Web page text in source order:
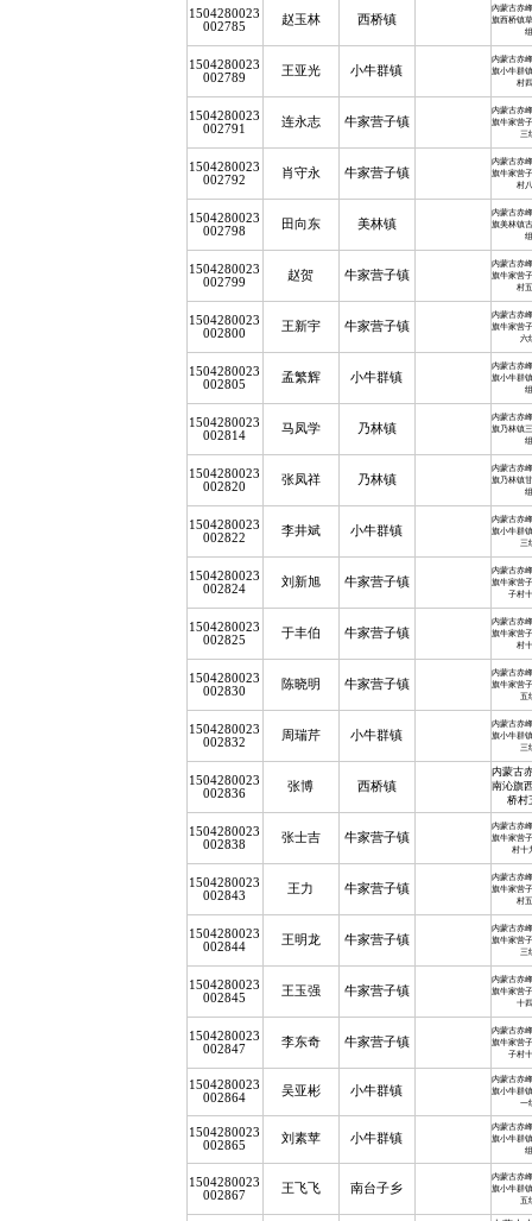
1504280023
002785
赵玉林 西桥镇
內蒙古赤
旗西桥镇
组
1504280023
002789
王亚光 小牛群镇
内蒙古赤
旗小牛群
村
1504280023
002791
连永志 牛家营子镇
内蒙古赤
旗牛家营
三
1504280023
002792
肖守永 牛家营子镇
内蒙古赤
旗牛家营
村
1504280023
002798
田向东 美林镇
内蒙古赤
旗美林镇
组
1504280023
002799
赵贺 牛家营子镇
内蒙古赤
旗牛家营
村
1504280023
002800
王新宇 牛家营子镇
内蒙古赤
旗牛家营
六
1504280023
002805
孟繁辉 小牛群镇
内蒙古赤
旗小牛群
组
1504280023
002814
马凤学 乃林镇
内蒙古赤
旗乃林镇
组
1504280023
002820
张凤祥 乃林镇
内蒙古赤
旗乃林镇
组
1504280023
002822
李井斌 小牛群镇
内蒙古赤
旗小牛群
三
1504280023
002824
刘新旭 牛家营子镇
内蒙古赤
旗牛家营
子村
1504280023
002825
于丰伯 牛家营子镇
内蒙古赤
旗牛家营
村
1504280023
002830
陈晓明 牛家营子镇
内蒙古赤
旗牛家营
五
1504280023
002832
周瑞芹 小牛群镇
内蒙古赤
旗小牛群
三
1504280023
002836
张博 西桥镇
内蒙古
南沁旗
桥村
1504280023
002838
张士吉 牛家营子镇
内蒙古赤
旗牛家营
村十
1504280023
002843
王力 牛家营子镇
内蒙古赤
旗牛家营
村
1504280023
002844
王明龙 牛家营子镇
内蒙古赤
旗牛家营
三
1504280023
002845
王玉强 牛家营子镇
内蒙古赤
旗牛家营
十
1504280023
002847
李东奇 牛家营子镇
内蒙古赤
旗牛家营
子村
1504280023
002864
吴亚彬 小牛群镇
内蒙古赤
旗小牛群
一
1504280023
002865
刘素苹 小牛群镇
内蒙古赤
旗小牛群
组
1504280023
002867
王飞飞 南台子乡
内蒙古赤
旗小牛群
五